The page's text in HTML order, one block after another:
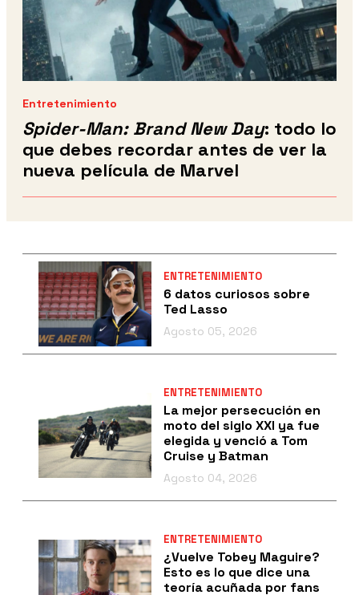
Entretenimiento
Spider-Man: Brand New Day: todo lo
que debes recordar antes de ver la
nueva película de Marvel
ENTRETENIMIENTO
6 datos curiosos sobre
Ted Lasso
Agosto 05, 2026
ENTRETENIMIENTO
La mejor persecución en
moto del siglo XXI ya fue
elegida y venció a Tom
Cruise y Batman
Agosto 04, 2026
ENTRETENIMIENTO
¿Vuelve Tobey Maguire?
Esto es lo que dice una
teoría acuñada por fans